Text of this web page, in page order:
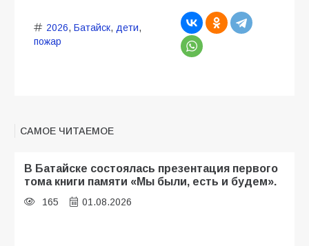
2026, Батайск, дети,
пожар
САМОЕ ЧИТАЕМОЕ
В Батайске состоялась презентация первого
тома книги памяти «Мы были, есть и будем».
165 01.08.2026